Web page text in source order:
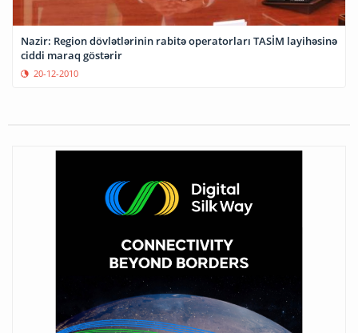
Nazir: Region dövlətlərinin rabitə operatorları TASİM layihəsinə
ciddi maraq göstərir
20-12-2010